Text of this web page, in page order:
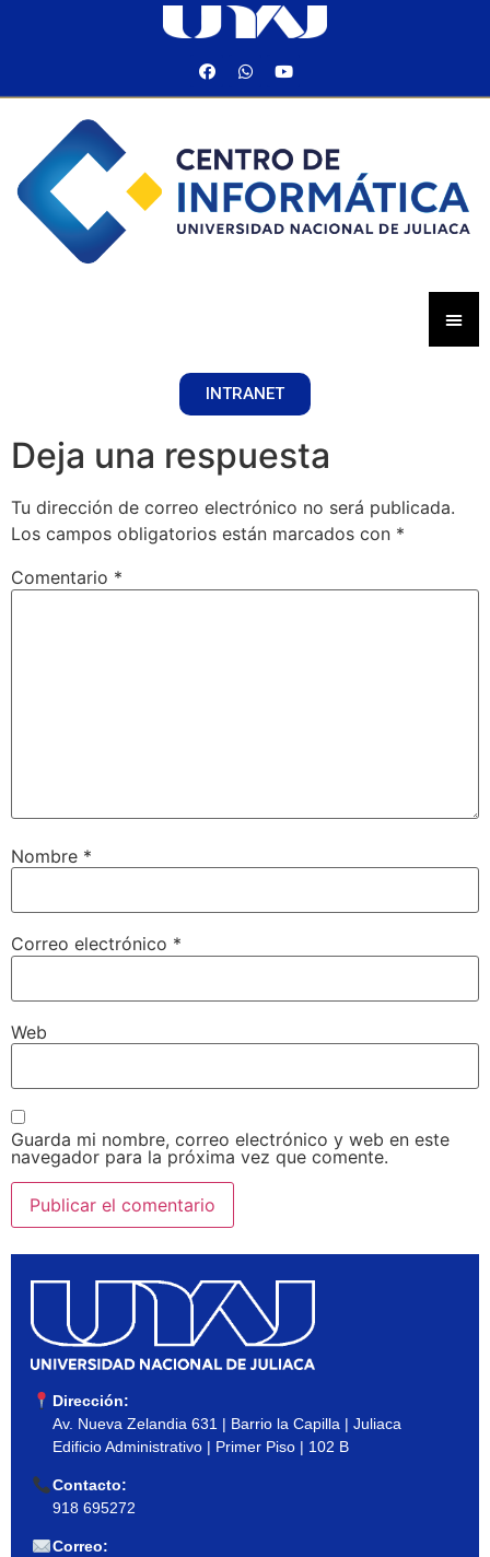
INTRANET
Deja una respuesta
Tu dirección de correo electrónico no será publicada.
Los campos obligatorios están marcados con *
Comentario *
Nombre *
Correo electrónico *
Web
Guarda mi nombre, correo electrónico y web en este
navegador para la próxima vez que comente.
Dirección:
Av. Nueva Zelandia 631 | Barrio la Capilla | Juliaca
Edificio Administrativo | Primer Piso | 102 B
Contacto:
918 695272
Correo: